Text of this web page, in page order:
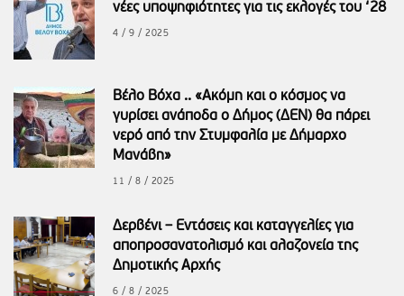
νέες υποψηφιότητες για τις εκλογές του ‘28
4 / 9 / 2025
Βέλο Βόχα .. «Ακόμη και ο κόσμος να
γυρίσει ανάποδα ο Δήμος (ΔΕΝ) θα πάρει
νερό από την Στυμφαλία με Δήμαρχο
Μανάβη»
11 / 8 / 2025
Δερβένι – Εντάσεις και καταγγελίες για
αποπροσανατολισμό και αλαζονεία της
Δημοτικής Αρχής
6 / 8 / 2025